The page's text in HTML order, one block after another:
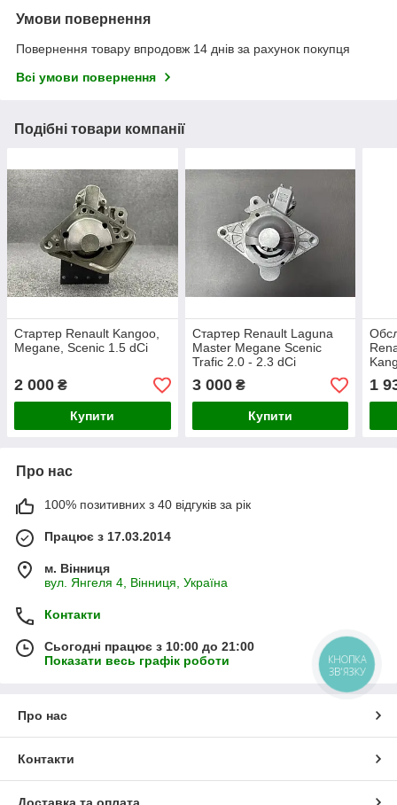
Умови повернення
Повернення товару впродовж 14 днів за рахунок покупця
Всі умови повернення
Подібні товари компанії
Стартер Renault Kangoo,
Megane, Scenic 1.5 dCi
2 000 ₴
Купити
Стартер Renault Laguna
Master Megane Scenic
Trafic 2.0 - 2.3 dCi
3 000₴
Купити
1
Про нас
100% позитивних з 40 відгуків за рік
Працює з 17.03.2014
м. Вінниця
вул. Янгеля 4, Вінниця, Україна
Контакти
Сьогодні працює з 10:00 до 21:00
Показати весь графік роботи
Про нас
Контакти
КНОПКА
ЗВ'ЯЗКУ